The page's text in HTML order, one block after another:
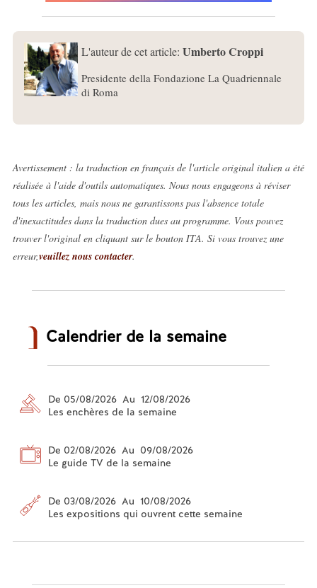
L'auteur de cet article: Umberto Croppi
Presidente della Fondazione La Quadriennale
di Roma
Avertissement : la traduction en français de l'article original italien a été
réalisée à l'aide d'outils automatiques. Nous nous engageons à réviser
tous les articles, mais nous ne garantissons pas l'absence totale
d'inexactitudes dans la traduction dues au programme. Vous pouvez
trouver l'original en cliquant sur le bouton ITA. Si vous trouvez une
erreur,veuillez nous contacter.
Calendrier de la semaine
De 05/08/2026 Au 12/08/2026
Les enchères de la semaine
De 02/08/2026 Au 09/08/2026
Le guide TV de la semaine
De 03/08/2026 Au 10/08/2026
Les expositions qui ouvrent cette semaine